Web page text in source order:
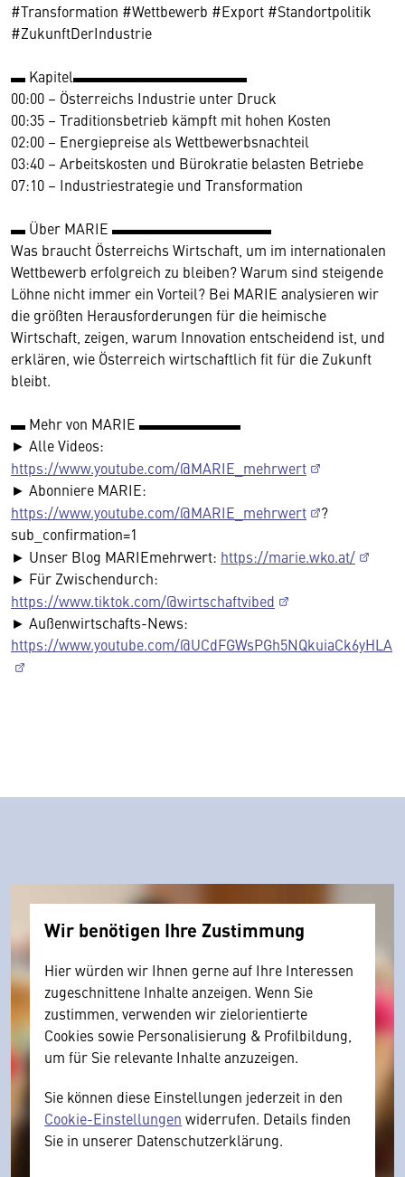
#Transformation #Wettbewerb #Export #Standortpolitik
#ZukunftDerIndustrie
▬ Kapitel▬▬▬▬▬▬▬▬▬▬▬▬
00:00 – Österreichs Industrie unter Druck
00:35 – Traditionsbetrieb kämpft mit hohen Kosten
02:00 – Energiepreise als Wettbewerbsnachteil
03:40 – Arbeitskosten und Bürokratie belasten Betriebe
07:10 – Industriestrategie und Transformation
▬ Über MARIE ▬▬▬▬▬▬▬▬▬▬▬
Was braucht Österreichs Wirtschaft, um im internationalen
Wettbewerb erfolgreich zu bleiben? Warum sind steigende
Löhne nicht immer ein Vorteil? Bei MARIE analysieren wir
die größten Herausforderungen für die heimische
Wirtschaft, zeigen, warum Innovation entscheidend ist, und
erklären, wie Österreich wirtschaftlich fit für die Zukunft
bleibt.
▬ Mehr von MARIE ▬▬▬▬▬▬▬
► Alle Videos:
https://www.youtube.com/@MARIE_mehrwert
► Abonniere MARIE:
https://www.youtube.com/@MARIE_mehrwert
?
sub_confirmation=1
► Unser Blog MARIEmehrwert: https://marie.wko.at/
► Für Zwischendurch:
https://www.tiktok.com/@wirtschaftvibed
► Außenwirtschafts-News:
https://www.youtube.com/@UCdFGWsPGh5NQkuiaCk6yHLA
Wir benötigen Ihre Zustimmung
Hier würden wir Ihnen gerne auf Ihre Interessen
zugeschnittene Inhalte anzeigen. Wenn Sie
zustimmen, verwenden wir zielorientierte
Cookies sowie Personalisierung & Profilbildung,
um für Sie relevante Inhalte anzuzeigen.
Sie können diese Einstellungen jederzeit in den
Cookie-Einstellungen widerrufen. Details finden
Sie in unserer Datenschutzerklärung.